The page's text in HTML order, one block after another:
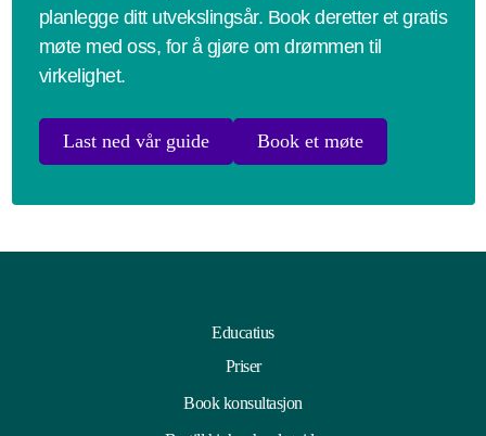
planlegge ditt utvekslingsår. Book deretter et gratis
møte med oss, for å gjøre om drømmen til
virkelighet.
Last ned vår guide Book et møte
Educatius
Priser
Book konsultasjon